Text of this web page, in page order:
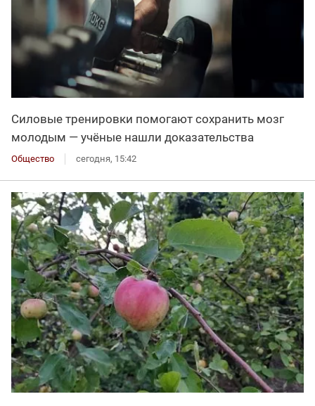
Силовые тренировки помогают сохранить мозг
молодым — учёные нашли доказательства
Общество сегодня, 15:42